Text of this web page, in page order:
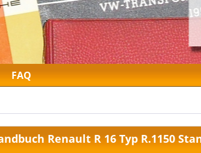
FAQ
Renault R 16 Typ R.1150